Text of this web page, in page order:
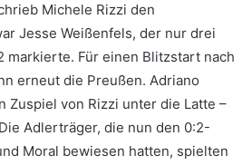
Michele Rizzi den
Jesse Weißenfels, der nur drei
markierte. Für einen Blitzstart nach
erneut die Preußen. Adriano
Zuspiel von Rizzi unter die Latte –
Adlerträger, die nun den 0:2-
Moral bewiesen hatten, spielten